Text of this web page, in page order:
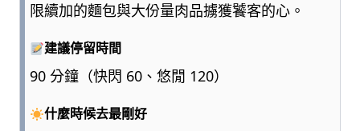
限續加的麵包與大份量肉品擄獲饕客的心。
建議停留時間
90 分鐘（快閃 60、悠閒 120）
什麼時候去最剛好